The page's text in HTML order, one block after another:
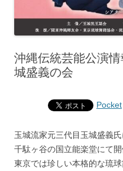
沖縄伝統芸能公演
城盛義の会
Pocket
玉城流家元三代目玉城盛義
千駄ヶ谷の国立能楽堂にて
東京では珍しい本格的な琉